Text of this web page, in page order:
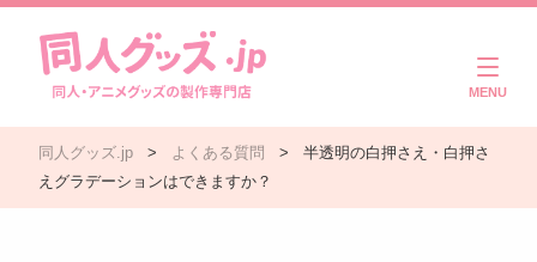
商品一覧
ご利用ガイド
同人グッズ.jp > よくある質問 >
半透明の白押さえ・白押さ
えグラデーションはできますか？